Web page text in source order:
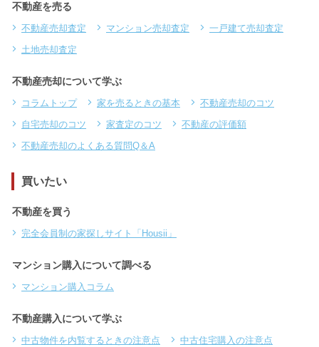
不動産を売る
不動産売却査定 マンション売却査定
一戸建て売却査定
土地売却査定
不動産売却について学ぶ
コラムトップ 家を売るときの基本
不動産売却のコツ
自宅売却のコツ
家査定のコツ
不動産の評価額
不動産売却のよくある質問Q＆A
買いたい
不動産を買う
完全会員制の家探しサイト「Housii」
マンション購入について調べる
マンション購入コラム
不動産購入について学ぶ
中古物件を内覧するときの注意点 中古住宅購入の注意点